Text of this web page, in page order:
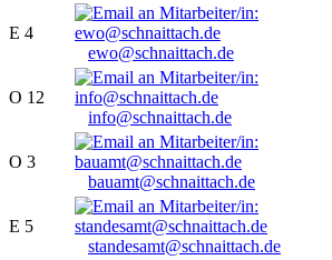
E 4
ewo@schnaittach.de
O 12
info@schnaittach.de
O 3
bauamt@schnaittach.de
E 5
standesamt@schnaittach.de